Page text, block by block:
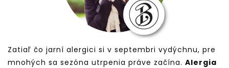
Zatiaľ čo jarní alergici si v septembri vydýchnu, pre
mnohých sa sezóna utrpenia práve začína. Alergia